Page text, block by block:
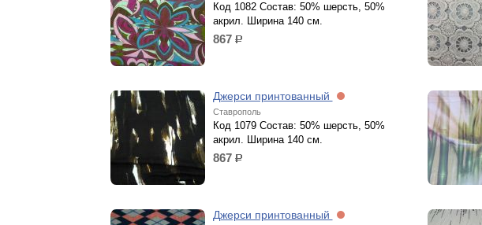
Код 1082 Состав: 50% шерсть, 50%
акрил. Ширина 140 см.
867 р.
Джерси принтованный
Ставрополь
Код 1079 Состав: 50% шерсть, 50%
акрил. Ширина 140 см.
867 р.
Джерси принтованный